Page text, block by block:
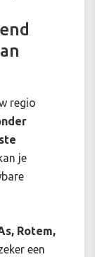
regio
je
Rotem,
een